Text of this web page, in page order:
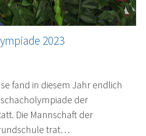
2023
fand in diesem Jahr endlich
der
Die Mannschaft der
trat…